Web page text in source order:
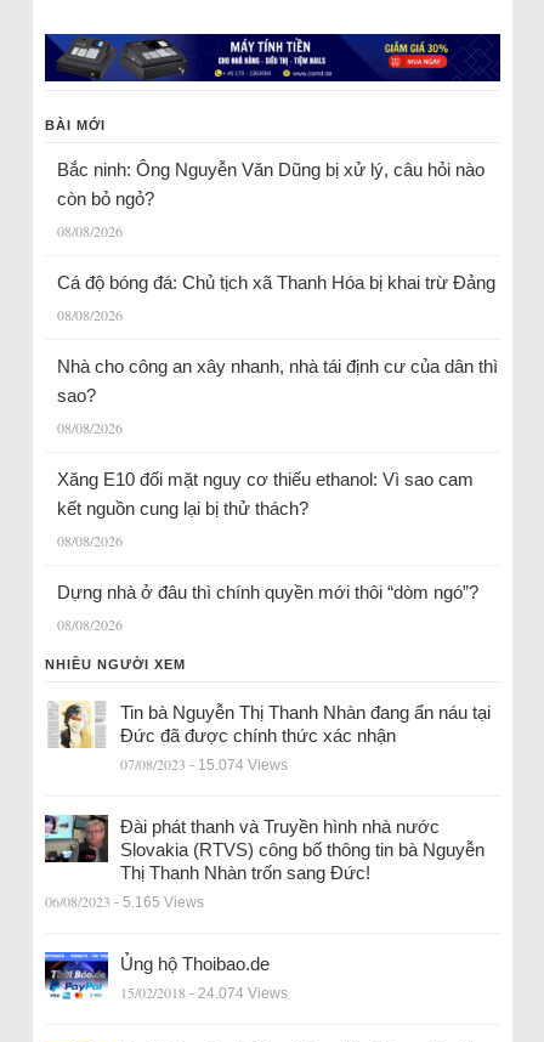
BÀI MỚI
Bắc ninh: Ông Nguyễn Văn Dũng bị xử lý, câu hỏi nào
còn bỏ ngỏ?
08/08/2026
Cá độ bóng đá: Chủ tịch xã Thanh Hóa bị khai trừ Đảng
08/08/2026
Nhà cho công an xây nhanh, nhà tái định cư của dân thì
sao?
08/08/2026
Xăng E10 đối mặt nguy cơ thiếu ethanol: Vì sao cam
kết nguồn cung lại bị thử thách?
08/08/2026
Dựng nhà ở đâu thì chính quyền mới thôi “dòm ngó”?
08/08/2026
NHIỀU NGƯỜI XEM
Tin bà Nguyễn Thị Thanh Nhàn đang ẩn náu tại
Đức đã được chính thức xác nhận
07/08/2023 - 15.074 Views
Đài phát thanh và Truyền hình nhà nước
Slovakia (RTVS) công bố thông tin bà Nguyễn
Thị Thanh Nhàn trốn sang Đức!
06/08/2023 - 5.165 Views
Ủng hộ Thoibao.de
15/02/2018 - 24.074 Views